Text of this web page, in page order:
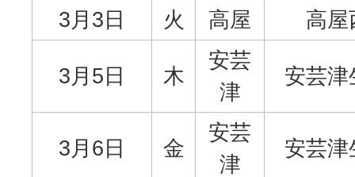
3月3日
火 高屋 高
3月5日 木
安芸
津
安芸
3月6日 金
安芸
津
安芸